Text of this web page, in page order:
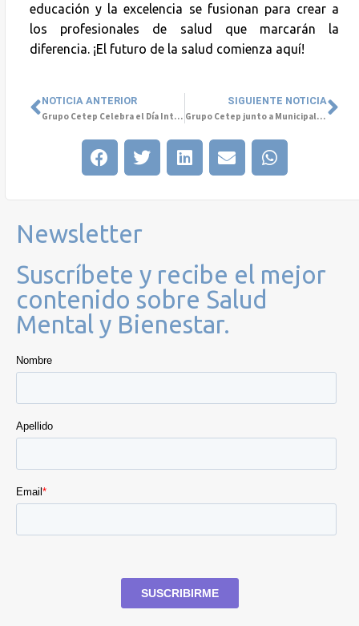
educación y la excelencia se fusionan para crear a
los profesionales de salud que marcarán la
diferencia. ¡El futuro de la salud comienza aquí!
NOTICIA ANTERIOR
Grupo Cetep Celebra el Día Internacional de la Mujer
SIGUIENTE NOTICIA
Grupo Cetep junto a Municipalidad De Santiago por la Salud Mental de la Mujer
Newsletter
Suscríbete y recibe el mejor
contenido sobre Salud
Mental y Bienestar.